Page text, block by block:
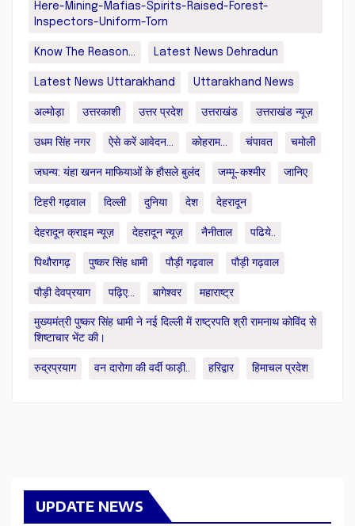
Here-Mining-Mafias-Spirits-Raised-Forest-
Inspectors-Uniform-Torn
Know The Reason... Latest News Dehradun
Latest News Uttarakhand Uttarakhand News
अल्मोड़ा उत्तरकाशी उत्तर प्रदेश उत्तराखंड उत्तराखंड न्यूज़
उधम सिंह नगर ऐसे करें आवेदन... कोहराम... चंपावत चमोली
जघन्य: यंहा खनन माफियाओं के हौसले बुलंद जम्मू-कश्मीर जानिए
टिहरी गढ़वाल दिल्ली दुनिया देश देहरादून
देहरादून क्राइम न्यूज़ देहरादून न्यूज़ नैनीताल पढिये..
पिथौरागढ़ पुष्कर सिंह धामी पौड़ी गढ़वाल पौड़ी गढ़वाल
पौड़ी देवप्रयाग पढ़िए... बागेश्वर महाराष्ट्र
मुख्यमंत्री पुष्कर सिंह धामी ने नई दिल्ली में राष्ट्रपति श्री रामनाथ कोविंद से
शिष्टाचार भेंट की।
रुद्रप्रयाग वन दारोगा की वर्दी फाड़ी.. हरिद्वार हिमाचल प्रदेश
UPDATE NEWS